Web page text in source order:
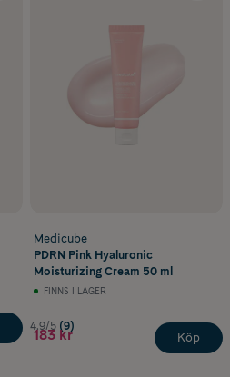
Medicube
PDRN Pink Hyaluronic
Moisturizing Cream 50 ml
FINNS I LAGER
4.9/5 (9)
183 kr Köp